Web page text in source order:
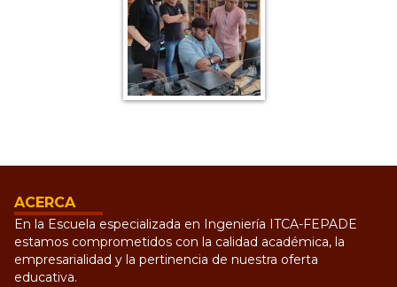
ACERCA
En la Escuela especializada en Ingeniería ITCA-FEPADE
estamos comprometidos con la calidad académica, la
empresarialidad y la pertinencia de nuestra oferta
educativa.